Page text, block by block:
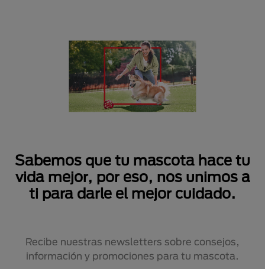
Sabemos que tu mascota hace tu
vida mejor, por eso, nos unimos a
ti para darle el mejor cuidado.
Recibe nuestras newsletters sobre consejos,
información y promociones para tu mascota.